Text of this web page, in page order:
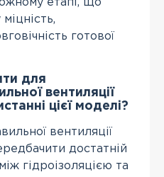
етапі, що
готової
для
вентиляції
цієї моделі?
вентиляції
достатній
гідроізоляцією та